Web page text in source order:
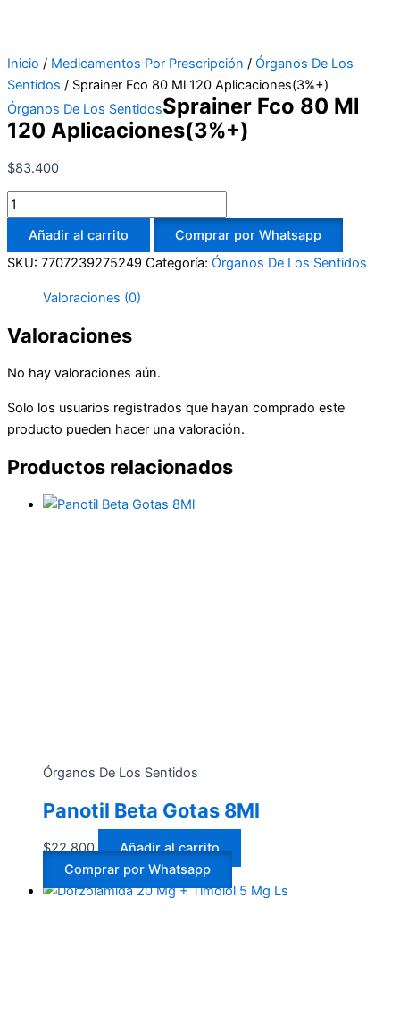
Inicio / Medicamentos Por Prescripción / Órganos De Los
Sentidos / Sprainer Fco 80 Ml 120 Aplicaciones(3%+)
Órganos De Los SentidosSprainer Fco 80 Ml
120 Aplicaciones(3%+)
$83.400
Añadir al carrito
Comprar por Whatsapp
SKU: 7707239275249 Categoría: Órganos De Los Sentidos
Valoraciones (0)
Valoraciones
No hay valoraciones aún.
Solo los usuarios registrados que hayan comprado este
producto pueden hacer una valoración.
Productos relacionados
Órganos De Los Sentidos
Panotil Beta Gotas 8Ml
$22.800
Añadir al carrito
Comprar por Whatsapp